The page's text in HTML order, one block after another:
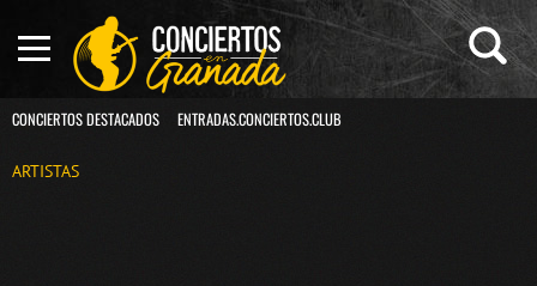
CONCIERTOS DESTACADOS ENTRADAS.CONCIERTOS.CLUB
ARTISTAS